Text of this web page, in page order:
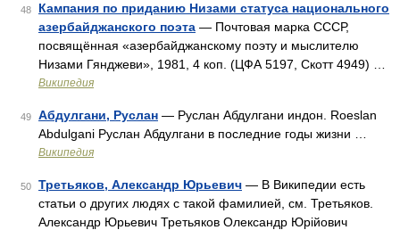
48
Кампания по приданию Низами статуса национального
азербайджанского поэта — Почтовая марка СССР,
посвящённая «азербайджанскому поэту и мыслителю
Низами Гянджеви», 1981, 4 коп. (ЦФА 5197, Скотт 4949) …
Википедия
49 Абдулгани, Руслан — Руслан Абдулгани индон. Roeslan
Abdulgani Руслан Абдулгани в последние годы жизни …
Википедия
50 Третьяков, Александр Юрьевич — В Википедии есть
статьи о других людях с такой фамилией, см. Третьяков.
Александр Юрьевич Третьяков Олександр Юрійович